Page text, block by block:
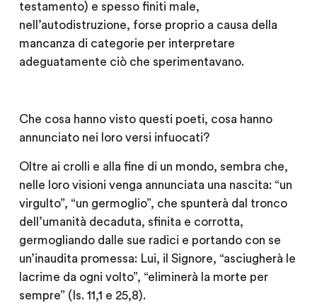
testamento) e spesso finiti male,
nell’autodistruzione, forse proprio a causa della
mancanza di categorie per interpretare
adeguatamente ciò che sperimentavano.
Che cosa hanno visto questi poeti, cosa hanno
annunciato nei loro versi infuocati?
Oltre ai crolli e alla fine di un mondo, sembra che,
nelle loro visioni venga annunciata una nascita: “un
virgulto”, “un germoglio”, che spunterà dal tronco
dell’umanità decaduta, sfinita e corrotta,
germogliando dalle sue radici e portando con se
un’inaudita promessa: Lui, il Signore, “asciugherà le
lacrime da ogni volto”, “eliminerà la morte per
sempre” (Is. 11,1 e 25,8).